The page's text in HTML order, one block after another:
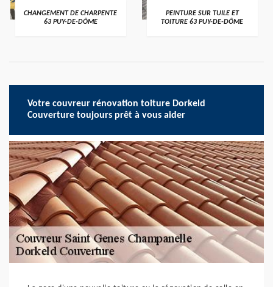
CHANGEMENT DE CHARPENTE
63 PUY-DE-DÔME
PEINTURE SUR TUILE ET
TOITURE 63 PUY-DE-DÔME
Votre couvreur rénovation toiture Dorkeld
Couverture toujours prêt à vous aider